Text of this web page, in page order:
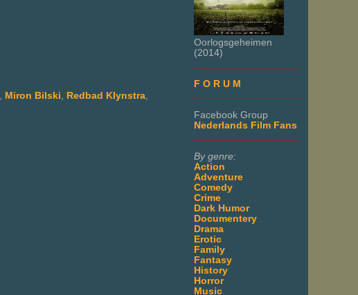
Oorlogsgeheimen
(2014)
F O R U M
Facebook Group
Nederlands Film Fans
By genre:
Action
Adventure
Comedy
Crime
Dark Humor
Documentery
Drama
Erotic
Family
Fantasy
History
Horror
Music
Miron Bilski Redbad Klynstra